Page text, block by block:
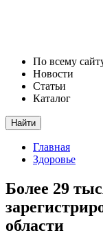
По всему
Новости
Статьи
Каталог
Найти
Главная
Здоровье
Более 29
области